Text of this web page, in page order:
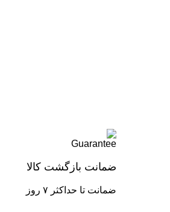
ضمانت بازگشت کالا
ضمانت تا حداکثر ۷ روز